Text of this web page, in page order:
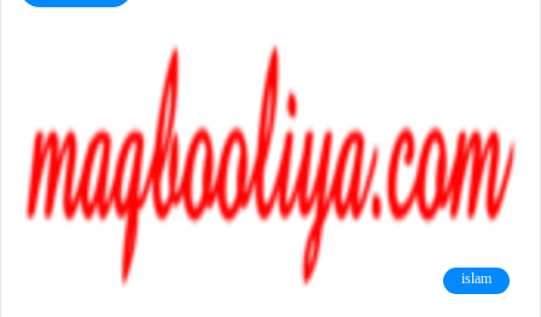
islam